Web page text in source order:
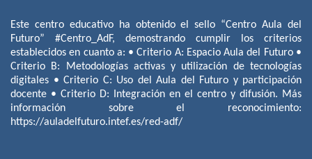
Este centro educativo ha obtenido el sello “Centro Aula del
Futuro” #Centro_AdF, demostrando cumplir los criterios
establecidos en cuanto a: • Criterio A: Espacio Aula del Futuro •
Criterio B: Metodologías activas y utilización de tecnologías
digitales • Criterio C: Uso del Aula del Futuro y participación
docente • Criterio D: Integración en el centro y difusión. Más
información sobre el reconocimiento:
https://auladelfuturo.intef.es/red-adf/